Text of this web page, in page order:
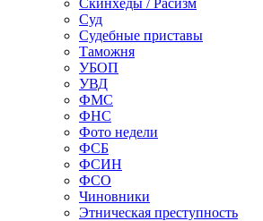
Суд
Судебные приставы
Таможня
УБОП
УВД
ФМС
ФНС
Фото недели
ФСБ
ФСИН
ФСО
Чиновники
Этническая преступность